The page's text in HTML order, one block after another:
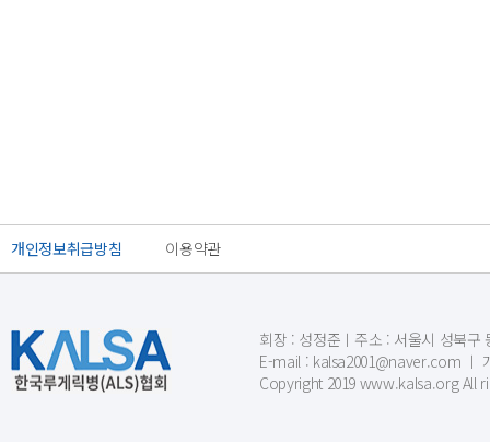
개인정보취급방침 이용약관
회장 : 성정준ㅣ주소 : 서울시 성북구
E-mail : kalsa2001@naver.com ㅣ
Copyright 2019 www.kalsa.org All